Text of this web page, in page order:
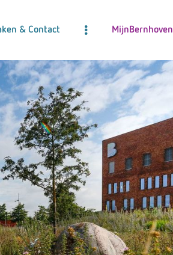
& Contact MijnBernhoven